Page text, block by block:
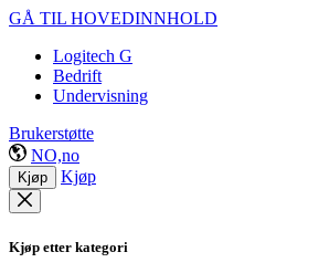
GÅ TIL HOVEDINNHOLD
Logitech G
Bedrift
Undervisning
Brukerstøtte
NO,no
Kjøp Kjøp
Kjøp etter kategori